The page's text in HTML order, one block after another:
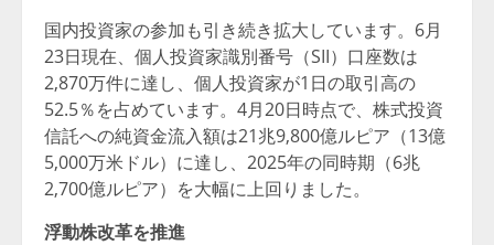
国内投資家の参加も引き続き拡大しています。6月
23日現在、個人投資家識別番号（SII）口座数は
2,870万件に達し、個人投資家が1日の取引高の
52.5％を占めています。4月20日時点で、株式投資
信託への純資金流入額は21兆9,800億ルピア（13億
5,000万米ドル）に達し、2025年の同時期（6兆
2,700億ルピア）を大幅に上回りました。
浮動株改革を推進